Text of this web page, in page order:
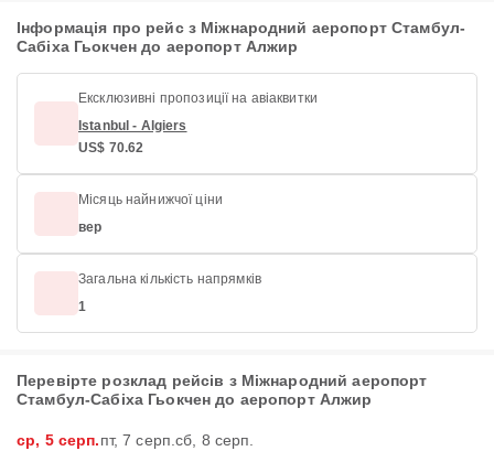
Інформація про рейс з Міжнародний аеропорт Стамбул-
Сабіха Гьокчен до аеропорт Алжир
Ексклюзивні пропозиції на авіаквитки
Istanbul - Algiers
US$ 70.62
Місяць найнижчої ціни
вер
Загальна кількість напрямків
1
Перевірте розклад рейсів з Міжнародний аеропорт
Стамбул-Сабіха Гьокчен до аеропорт Алжир
ср, 5 серп.пт, 7 серп.сб, 8 серп.